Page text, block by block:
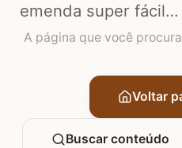
emenda super
A página que você
Voltar
Buscar conteúdo